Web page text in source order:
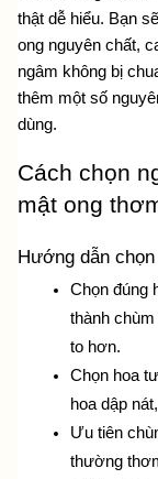
thật dễ hiểu. Bạn
ong nguyên chất,
ngâm không bị
thêm một số
dùng.
Cách chọn
mật ong
Hướng dẫn
Chọn đúng
thành
to hơn.
Chọn hoa
hoa dập
Ưu tiên
thường